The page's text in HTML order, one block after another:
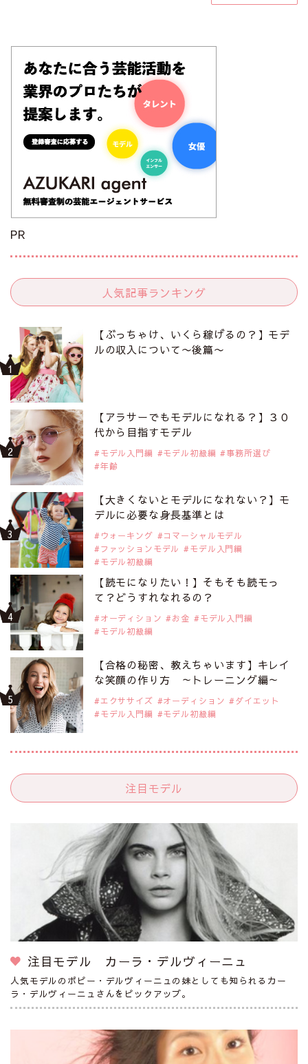
PR
人気記事ランキング
【ぶっちゃけ、いくら稼げるの？】モデ
ルの収入について〜後篇〜
【アラサーでもモデルになれる？】３０
代から目指すモデル
モデル入門編 モデル初級編
事務所選び
年齢
【大きくないとモデルになれない？】モ
デルに必要な身長基準とは
ウォーキング
コマーシャルモデル
ファッションモデル
モデル入門編
モデル初級編
【読モになりたい！】そもそも読モっ
て？どうすれなれるの？
オーディション お金
モデル入門編
モデル初級編
【合格の秘密、教えちゃいます】キレイ
な笑顔の作り方 ～トレーニング編～
エクササイズ オーディション
ダイエット
モデル入門編
モデル初級編
注目モデル
注目モデル カーラ・デルヴィーニュ
人気モデルのポピー・デルヴィーニュの妹としても知られるカー
ラ・デルヴィーニュさんをピックアップ。